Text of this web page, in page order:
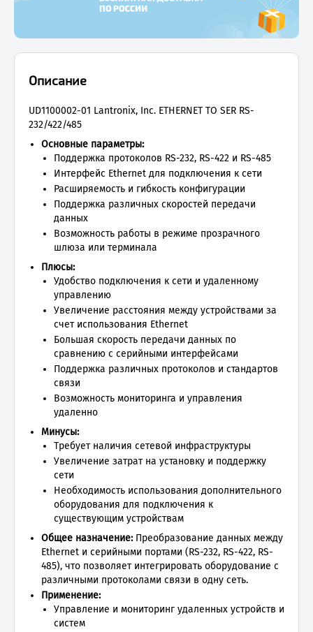
Описание
UD1100002-01 Lantronix, Inc. ETHERNET TO SER RS-
232/422/485
Основные параметры:
Поддержка протоколов RS-232, RS-422 и RS-485
Интерфейс Ethernet для подключения к сети
Расширяемость и гибкость конфигурации
Поддержка различных скоростей передачи
данных
Возможность работы в режиме прозрачного
шлюза или терминала
Плюсы:
Удобство подключения к сети и удаленному
управлению
Увеличение расстояния между устройствами за
счет использования Ethernet
Большая скорость передачи данных по
сравнению с серийными интерфейсами
Поддержка различных протоколов и стандартов
связи
Возможность мониторинга и управления
удаленно
Минусы:
Требует наличия сетевой инфраструктуры
Увеличение затрат на установку и поддержку
сети
Необходимость использования дополнительного
оборудования для подключения к
существующим устройствам
Общее назначение:Преобразование данных между
Ethernet и серийными портами (RS-232, RS-422, RS-
485), что позволяет интегрировать оборудование с
различными протоколами связи в одну сеть.
Применение:
Управление и мониторинг удаленных устройств и
систем